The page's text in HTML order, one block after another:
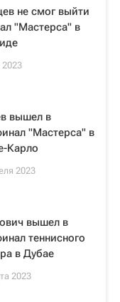
не смог выйти
"Мастерса" в
вышел в
"Мастерса" в
Карло
2023
вышел в
теннисного
в Дубае
2023